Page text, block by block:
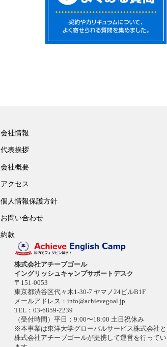
会社情報
代表挨拶
会社概要
アクセス
個人情報保護方針
お問い合わせ
約款
株式会社アチーブゴール
イングリッシュキャンプサポートデスク
〒151-0053
東京都渋谷区代々木1-30-7 ヤマノ24ビルB1F
メールアドレス： info@achievegoal.jp
TEL：03-6859-2239
（受付時間）平日：9:00〜18:00 土日祝休み
※本事業は東洋大学グローバルサービス株式会社と
株式会社アチーブゴールが提携して運営を行ってい